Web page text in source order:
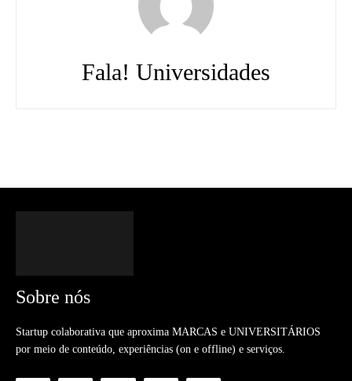
Fala! Universidades
Sobre nós
Startup colaborativa que aproxima MARCAS e UNIVERSITÁRIOS
por meio de conteúdo, experiências (on e offline) e serviços.